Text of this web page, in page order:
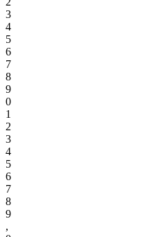
3
4
5
6
7
8
9
0
1
2
3
4
5
6
7
8
9
,